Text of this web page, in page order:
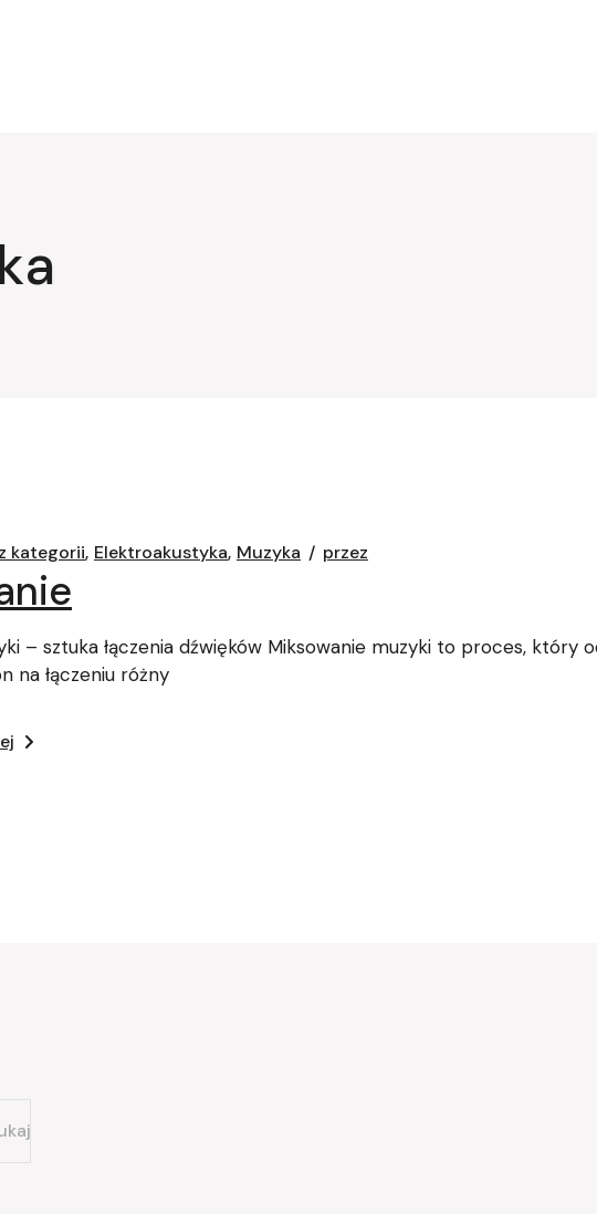
kategorii Elektroakustyka Muzyka przez
– sztuka łączenia dźwięków Miksowanie muzyki to proces,
na łączeniu różny